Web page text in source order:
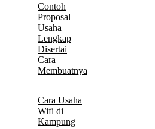
Contoh
Proposal
Usaha
Lengkap
Disertai
Cara
Membuatnya
Cara Usaha
Wifi di
Kampung